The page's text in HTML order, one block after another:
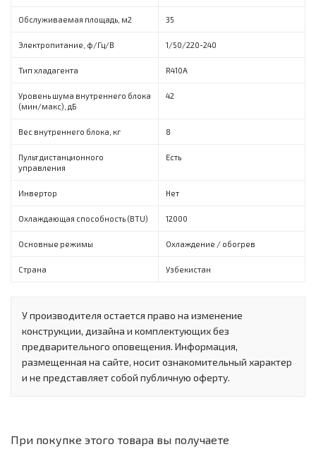
Обслуживаемая площадь, м2 35
Электропитание, ф/Гц/В 1/50/220-240
Тип хладагента R410A
Уровень шума внутреннего блока
(мин/макс), дБ
42
Вес внутреннего блока, кг 8
Пульт дистанционного
управления
Есть
Инвертор Нет
Охлаждающая способность (BTU) 12000
Основные режимы Охлаждение / обогрев
Страна Узбекистан
У производителя остается право на изменение
конструкции, дизайна и комплектующих без
предварительного оповещения. Информация,
размещенная на сайте, носит ознакомительный характер
и не представляет собой публичную оферту.
При покупке этого товара вы получаете